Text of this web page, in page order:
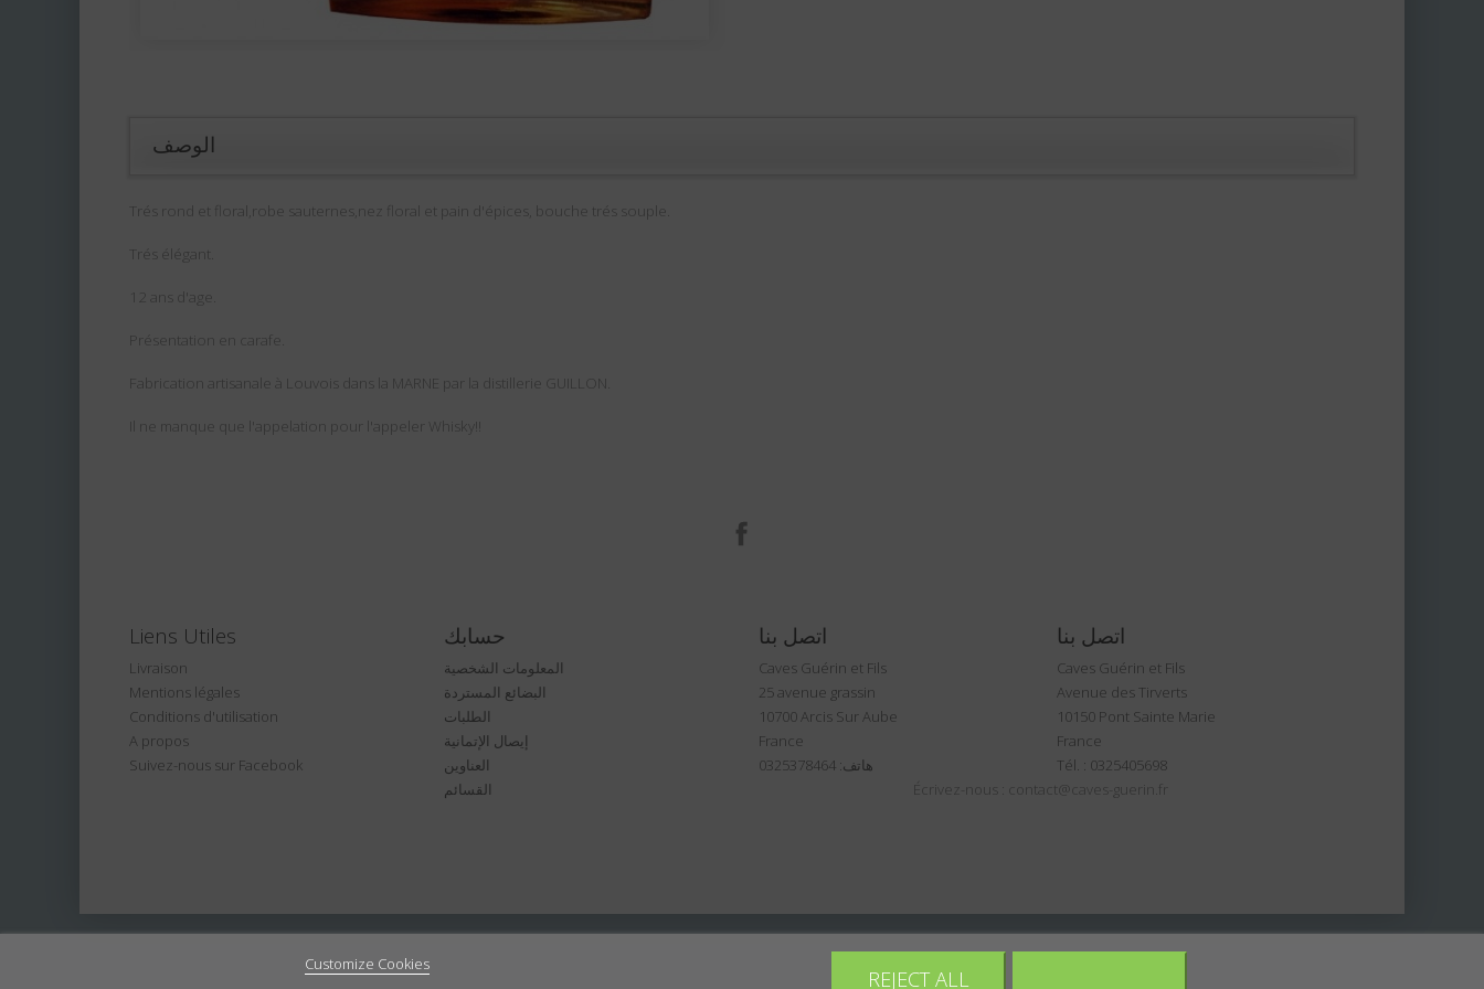
الوصف
Trés rond et floral,robe sauternes,nez floral et pain d'épices, bouche trés souple.
Trés élégant.
12 ans d'age.
Présentation en carafe.
Fabrication artisanale à Louvois dans la MARNE par la distillerie GUILLON.
Il ne manque que l'appelation pour l'appeler Whisky!!
Liens Utiles
Livraison
Mentions légales
Conditions d'utilisation
A propos
Suivez-nous sur Facebook
حسابك
المعلومات الشخصية
البضائع المستردة
الطلبات
إيصال الإتمانية
العناوين
القسائم
اتصل بنا
Caves Guérin et Fils
25 avenue grassin
10700 Arcis Sur Aube
France
هاتف: 0325378464
اتصل بنا
Caves Guérin et Fils
Avenue des Tirverts
10150 Pont Sainte Marie
France
Tél. : 0325405698
Écrivez-nous :
contact@caves-guerin.fr
Customize Cookies
REJECT ALL